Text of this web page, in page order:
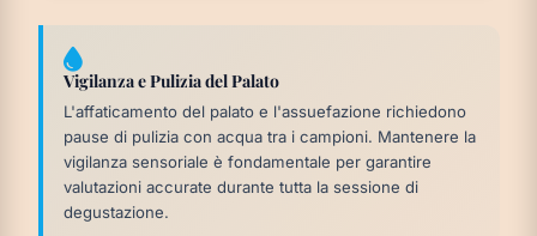
Vigilanza e Pulizia del Palato
L'affaticamento del palato e l'assuefazione richiedono
pause di pulizia con acqua tra i campioni. Mantenere la
vigilanza sensoriale è fondamentale per garantire
valutazioni accurate durante tutta la sessione di
degustazione.